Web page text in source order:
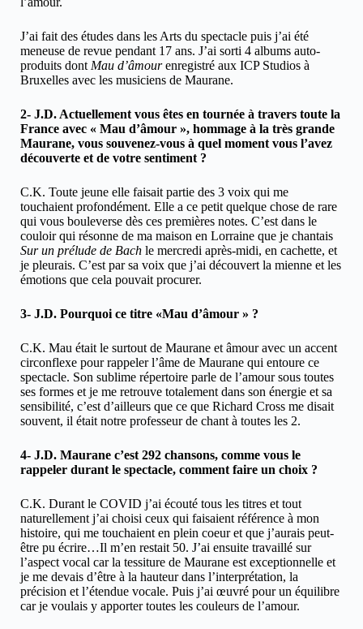
J’ai fait des études dans les Arts du spectacle puis j’ai été
meneuse de revue pendant 17 ans. J’ai sorti 4 albums auto-
produits dont Mau d’âmourenregistré aux ICP Studios à
Bruxelles avec les musiciens de Maurane.
2- J.D. Actuellement vous êtes en tournée à travers toute la
France avec « Mau d’âmour », hommage à la très grande
Maurane, vous souvenez-vous à quel moment vous l’avez
découverte et de votre sentiment ?
C.K. Toute jeune elle faisait partie des 3 voix qui me
touchaient profondément. Elle a ce petit quelque chose de rare
qui vous bouleverse dès ces premières notes. C’est dans le
couloir qui résonne de ma maison en Lorraine que je chantais
Sur un prélude de Bach le mercredi après-midi, en cachette, et
je pleurais. C’est par sa voix que j’ai découvert la mienne et les
émotions que cela pouvait procurer.
3- J.D. Pourquoi ce titre «Mau d’âmour » ?
C.K. Mau était le surtout de Maurane et âmour avec un accent
circonflexe pour rappeler l’âme de Maurane qui entoure ce
spectacle. Son sublime répertoire parle de l’amour sous toutes
ses formes et je me retrouve totalement dans son énergie et sa
sensibilité, c’est d’ailleurs que ce que Richard Cross me disait
souvent, il était notre professeur de chant à toutes les 2.
4- J.D. Maurane c’est 292 chansons, comme vous le
rappeler durant le spectacle, comment faire un choix ?
C.K. Durant le COVID j’ai écouté tous les titres et tout
naturellement j’ai choisi ceux qui faisaient référence à mon
histoire, qui me touchaient en plein coeur et que j’aurais peut-
être pu écrire…Il m’en restait 50. J’ai ensuite travaillé sur
l’aspect vocal car la tessiture de Maurane est exceptionnelle et
je me devais d’être à la hauteur dans l’interprétation, la
précision et l’étendue vocale. Puis j’ai œuvré pour un équilibre
car je voulais y apporter toutes les couleurs de l’amour.